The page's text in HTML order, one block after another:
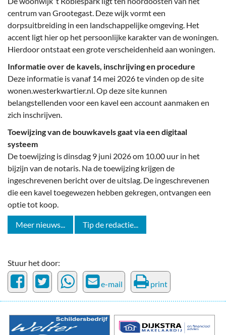
centrum van Grootegast. Deze wijk vormt een
dorpsuitbreiding in een landschappelijke omgeving. Het
accent ligt hier op het persoonlijke karakter van de woningen.
Hierdoor ontstaat een grote verscheidenheid aan woningen.
Informatie over de kavels, inschrijving en procedure
Deze informatie is vanaf 14 mei 2026 te vinden op de site
wonen.westerkwartier.nl. Op deze site kunnen
belangstellenden voor een kavel een account aanmaken en
zich inschrijven.
Toewijzing van de bouwkavels gaat via een digitaal
systeem
De toewijzing is dinsdag 9 juni 2026 om 10.00 uur in het
bijzijn van de notaris. Na de toewijzing krijgen de
ingeschrevenen bericht over de uitslag. De ingeschrevenen
die een kavel toegewezen hebben gekregen, ontvangen een
optie tot koop.
Meer nieuws... Tip de redactie...
Stuur het door:
e-mail print